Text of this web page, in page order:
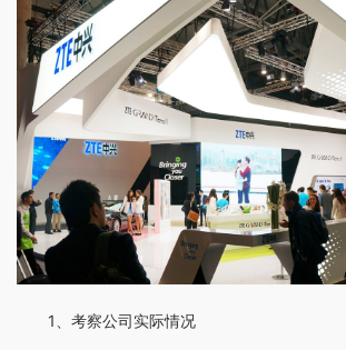
1、考察公司实际情况